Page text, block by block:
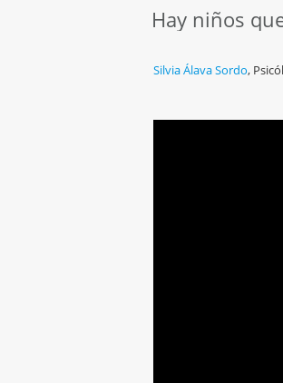
Hay niños
Silvia Álava Sordo,